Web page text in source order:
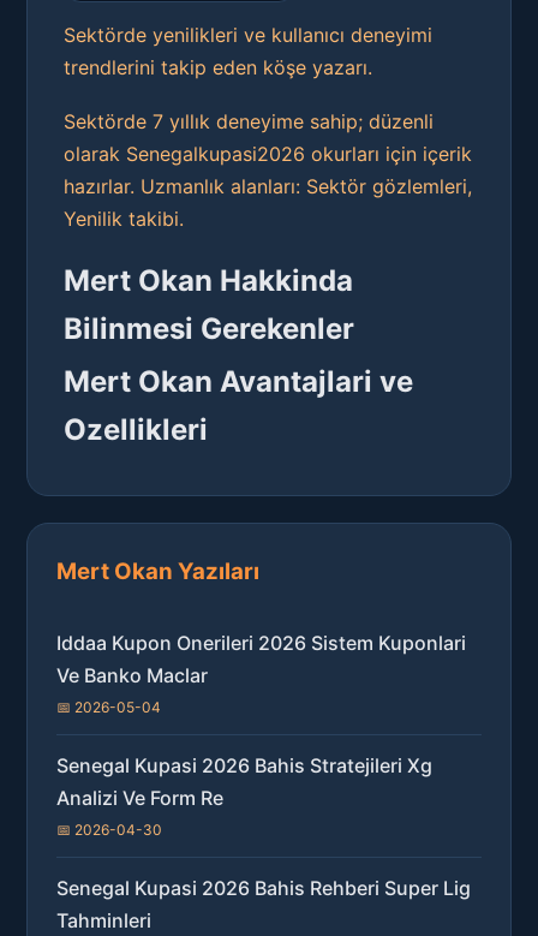
Sektörde yenilikleri ve kullanıcı deneyimi
trendlerini takip eden köşe yazarı.
Sektörde 7 yıllık deneyime sahip; düzenli
olarak Senegalkupasi2026 okurları için içerik
hazırlar. Uzmanlık alanları: Sektör gözlemleri,
Yenilik takibi.
Mert Okan Hakkinda
Bilinmesi Gerekenler
Mert Okan Avantajlari ve
Ozellikleri
Mert Okan Yazıları
Iddaa Kupon Onerileri 2026 Sistem Kuponlari
Ve Banko Maclar
📅 2026-05-04
Senegal Kupasi 2026 Bahis Stratejileri Xg
Analizi Ve Form Re
📅 2026-04-30
Senegal Kupasi 2026 Bahis Rehberi Super Lig
Tahminleri